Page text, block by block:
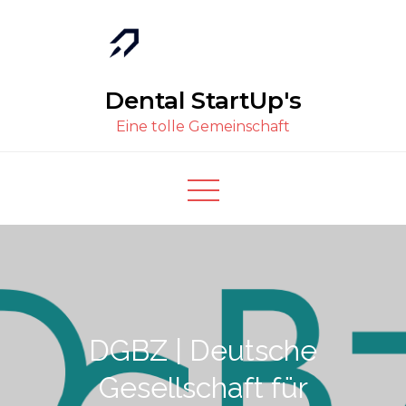
Dental StartUp's
Eine tolle Gemeinschaft
DGBZ | Deutsche
Gesellschaft für